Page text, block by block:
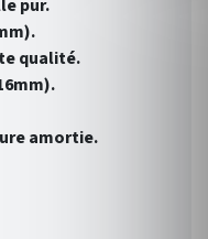
pur.
qualité.
amortie.